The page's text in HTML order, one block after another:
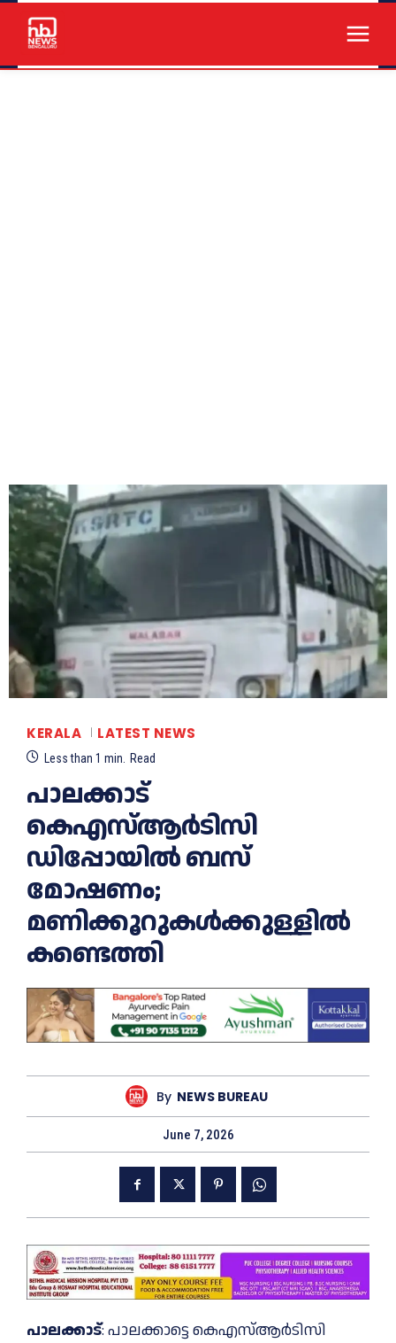
KERALA LATEST NEWS
Less than 1 min. Read
പാലക്കാട്
കെഎസ്‌ആര്‍ടിസി
ഡിപ്പോയില്‍ ബസ്
മോഷണം;
മണിക്കൂറുകള്‍ക്കുള്ളില്‍
കണ്ടെത്തി
By NEWS BUREAU
June 7, 2026
പാലക്കാട്: പാലക്കാട്ടെ കെഎസ്‌ആർടിസി